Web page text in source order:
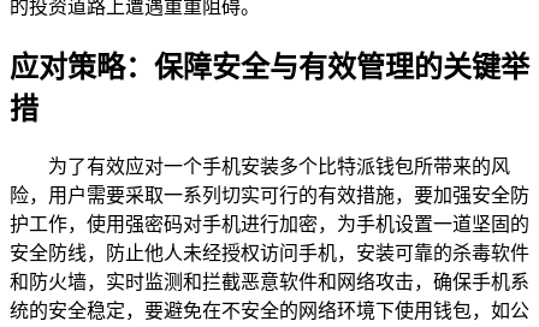
的投资道路上遭遇重重阻碍。
应对策略：保障安全与有效管理的关键举
措
为了有效应对一个手机安装多个比特派钱包所带来的风
险，用户需要采取一系列切实可行的有效措施，要加强安全防
护工作，使用强密码对手机进行加密，为手机设置一道坚固的
安全防线，防止他人未经授权访问手机，安装可靠的杀毒软件
和防火墙，实时监测和拦截恶意软件和网络攻击，确保手机系
统的安全稳定，要避免在不安全的网络环境下使用钱包，如公